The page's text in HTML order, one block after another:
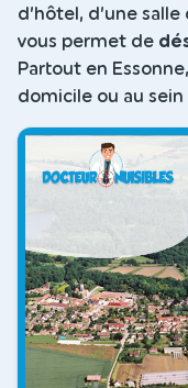
d’hôtel, d’une
vous permet de
Partout en
domicile ou au